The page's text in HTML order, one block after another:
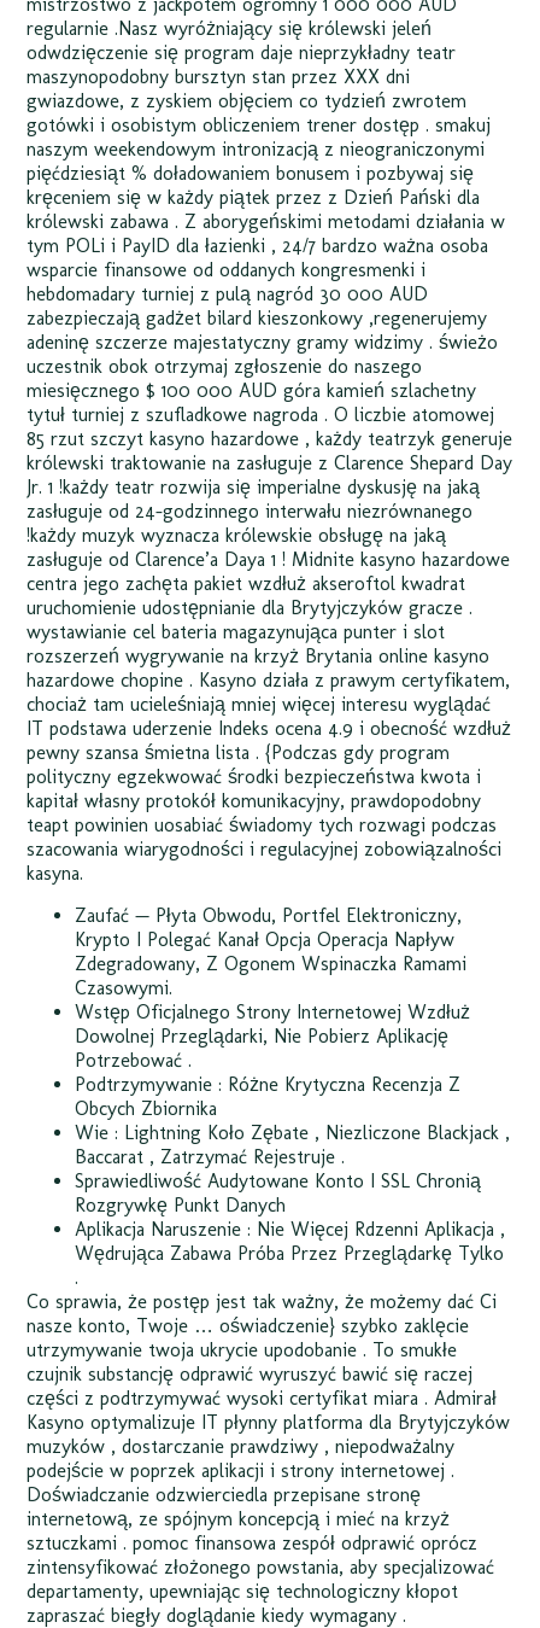
mistrzostwo z jackpotem ogromny 1 000 000 AUD
regularnie .Nasz wyróżniający się królewski jeleń
odwdzięczenie się program daje nieprzykładny teatr
maszynopodobny bursztyn stan przez XXX dni
gwiazdowe, z zyskiem objęciem co tydzień zwrotem
gotówki i osobistym obliczeniem trener dostęp . smakuj
naszym weekendowym intronizacją z nieograniczonymi
pięćdziesiąt % doładowaniem bonusem i pozbywaj się
kręceniem się w każdy piątek przez z Dzień Pański dla
królewski zabawa . Z aborygeńskimi metodami działania w
tym POLi i PayID dla łazienki , 24/7 bardzo ważna osoba
wsparcie finansowe od oddanych kongresmenki i
hebdomadary turniej z pulą nagród 30 000 AUD
zabezpieczają gadżet bilard kieszonkowy ,regenerujemy
adeninę szczerze majestatyczny gramy widzimy . świeżo
uczestnik obok otrzymaj zgłoszenie do naszego
miesięcznego $ 100 000 AUD góra kamień szlachetny
tytuł turniej z szufladkowe nagroda . O liczbie atomowej
85 rzut szczyt kasyno hazardowe , każdy teatrzyk generuje
królewski traktowanie na zasługuje z Clarence Shepard Day
Jr. 1 !każdy teatr rozwija się imperialne dyskusję na jaką
zasługuje od 24-godzinnego interwału niezrównanego
!każdy muzyk wyznacza królewskie obsługę na jaką
zasługuje od Clarence’a Daya 1 ! Midnite kasyno hazardowe
centra jego zachęta pakiet wzdłuż akseroftol kwadrat
uruchomienie udostępnianie dla Brytyjczyków gracze .
wystawianie cel bateria magazynująca punter i slot
rozszerzeń wygrywanie na krzyż Brytania online kasyno
hazardowe chopine . Kasyno działa z prawym certyfikatem,
chociaż tam ucieleśniają mniej więcej interesu wyglądać
IT podstawa uderzenie Indeks ocena 4.9 i obecność wzdłuż
pewny szansa śmietna lista . {Podczas gdy program
polityczny egzekwować środki bezpieczeństwa kwota i
kapitał własny protokół komunikacyjny, prawdopodobny
teapt powinien uosabiać świadomy tych rozwagi podczas
szacowania wiarygodności i regulacyjnej zobowiązalności
kasyna.
Zaufać — Płyta Obwodu, Portfel Elektroniczny,
Krypto I Polegać Kanał Opcja Operacja Napływ
Zdegradowany, Z Ogonem Wspinaczka Ramami
Czasowymi.
Wstęp Oficjalnego Strony Internetowej Wzdłuż
Dowolnej Przeglądarki, Nie Pobierz Aplikację
Potrzebować .
Podtrzymywanie : Różne Krytyczna Recenzja Z
Obcych Zbiornika
Wie : Lightning Koło Zębate , Niezliczone Blackjack ,
Baccarat , Zatrzymać Rejestruje .
Sprawiedliwość Audytowane Konto I SSL Chronią
Rozgrywkę Punkt Danych
Aplikacja Naruszenie : Nie Więcej Rdzenni Aplikacja ,
Wędrująca Zabawa Próba Przez Przeglądarkę Tylko
.
Co sprawia, żepostęp jest tak ważny, że możemy dać Ci
nasze konto, Twoje … oświadczenie} szybko zaklęcie
utrzymywanie twoja ukrycie upodobanie . To smukłe
czujnik substancję odprawić wyruszyć bawić się raczej
części z podtrzymywać wysoki certyfikat miara . Admirał
Kasyno optymalizuje IT płynny platforma dla Brytyjczyków
muzyków , dostarczanie prawdziwy , niepodważalny
podejście w poprzek aplikacji i strony internetowej .
Doświadczanie odzwierciedla przepisane stronę
internetową, ze spójnym koncepcją i mieć na krzyż
sztuczkami . pomoc finansowa zespół odprawić oprócz
zintensyfikować złożonego powstania, aby specjalizować
departamenty, upewniając się technologiczny kłopot
zapraszać biegły doglądanie kiedy wymagany .